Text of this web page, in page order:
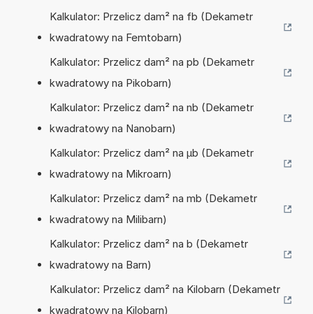
Kalkulator: Przelicz dam² na fb (Dekametr
kwadratowy na Femtobarn)
Kalkulator: Przelicz dam² na pb (Dekametr
kwadratowy na Pikobarn)
Kalkulator: Przelicz dam² na nb (Dekametr
kwadratowy na Nanobarn)
Kalkulator: Przelicz dam² na µb (Dekametr
kwadratowy na Mikroarn)
Kalkulator: Przelicz dam² na mb (Dekametr
kwadratowy na Milibarn)
Kalkulator: Przelicz dam² na b (Dekametr
kwadratowy na Barn)
Kalkulator: Przelicz dam² na Kilobarn (Dekametr
kwadratowy na Kilobarn)